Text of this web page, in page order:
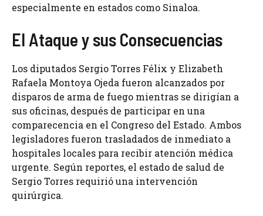
especialmente en estados como Sinaloa.
El Ataque y sus Consecuencias
Los diputados Sergio Torres Félix y Elizabeth
Rafaela Montoya Ojeda fueron alcanzados por
disparos de arma de fuego mientras se dirigían a
sus oficinas, después de participar en una
comparecencia en el Congreso del Estado. Ambos
legisladores fueron trasladados de inmediato a
hospitales locales para recibir atención médica
urgente. Según reportes, el estado de salud de
Sergio Torres requirió una intervención
quirúrgica.